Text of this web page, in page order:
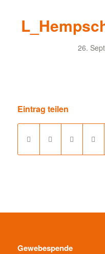
26.
Eintrag teilen
Gewebespende